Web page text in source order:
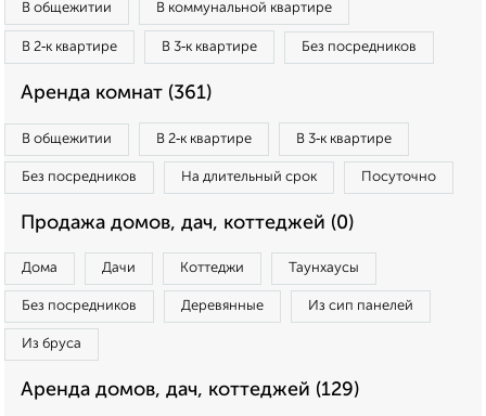
В общежитии В коммунальной квартире
В 2‑к квартире В 3‑к квартире Без посредников
Аренда комнат (361)
В общежитии В 2‑к квартире В 3‑к квартире
Без посредников На длительный срок Посуточно
Продажа домов, дач, коттеджей (0)
Дома Дачи Коттеджи Таунхаусы
Без посредников Деревянные Из сип панелей
Из бруса
Аренда домов, дач, коттеджей (129)